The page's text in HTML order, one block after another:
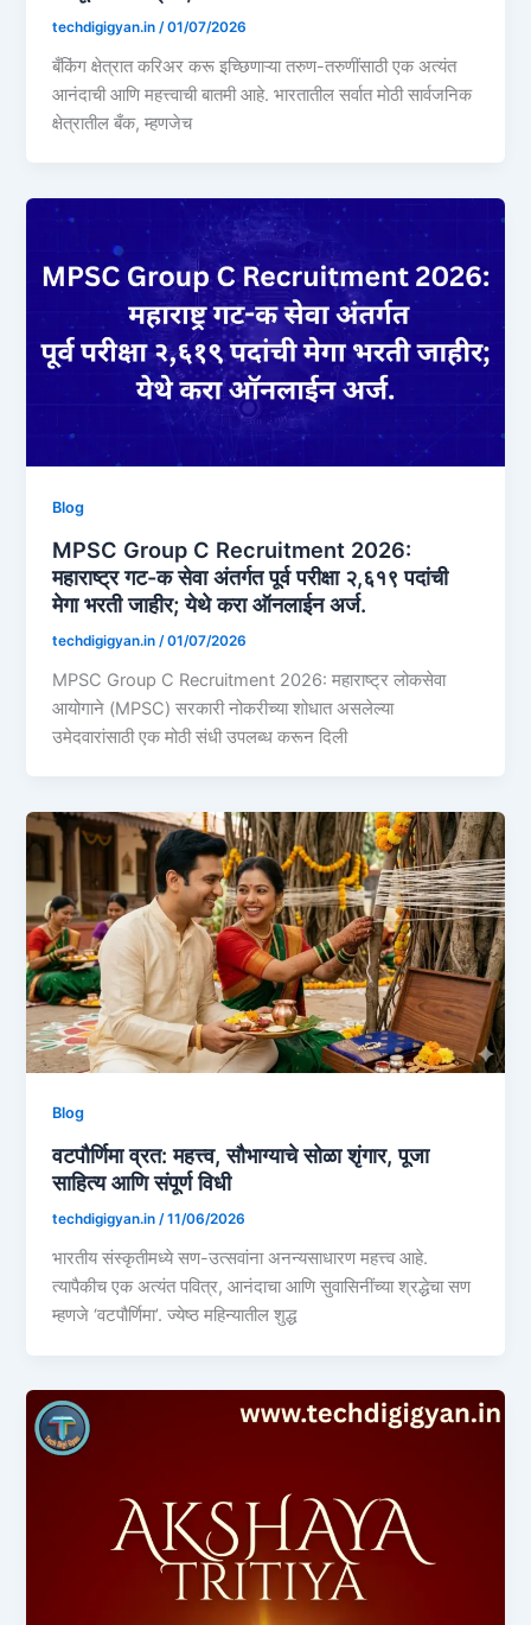
techdigigyan.in /01/07/2026
बँकिंग क्षेत्रात करिअर करू इच्छिणाऱ्या तरुण-तरुणींसाठी एक अत्यंत
आनंदाची आणि महत्त्वाची बातमी आहे. भारतातील सर्वात मोठी सार्वजनिक
क्षेत्रातील बँक, म्हणजेच
Blog
MPSC Group C Recruitment 2026:
महाराष्ट्र गट-क सेवा अंतर्गत पूर्व परीक्षा २,६१९ पदांची
मेगा भरती जाहीर; येथे करा ऑनलाईन अर्ज.
techdigigyan.in /01/07/2026
MPSC Group C Recruitment 2026: महाराष्ट्र लोकसेवा
आयोगाने (MPSC) सरकारी नोकरीच्या शोधात असलेल्या
उमेदवारांसाठी एक मोठी संधी उपलब्ध करून दिली
Blog
वटपौर्णिमा व्रत: महत्त्व, सौभाग्याचे सोळा शृंगार, पूजा
साहित्य आणि संपूर्ण विधी
techdigigyan.in/11/06/2026
भारतीय संस्कृतीमध्ये सण-उत्सवांना अनन्यसाधारण महत्त्व आहे.
त्यापैकीच एक अत्यंत पवित्र, आनंदाचा आणि सुवासिनींच्या श्रद्धेचा सण
म्हणजे ‘वटपौर्णिमा’. ज्येष्ठ महिन्यातील शुद्ध